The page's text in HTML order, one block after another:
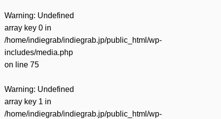
Warning: Undefined
array key 0 in
/home/indiegrab/indiegrab.jp/public_html/wp-
includes/media.php
on line 75
Warning: Undefined
array key 1 in
/home/indiegrab/indiegrab.jp/public_html/wp-